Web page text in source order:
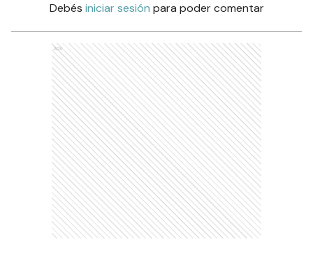
Debés iniciar sesión para poder comentar
Ads